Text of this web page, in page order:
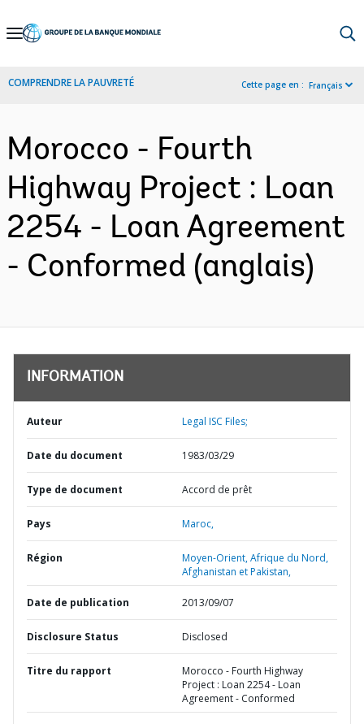
Skip
Navigation
COMPRENDRE LA PAUVRETÉ Cette page en : Français
Morocco - Fourth
Highway Project : Loan
2254 - Loan Agreement
- Conformed (anglais)
INFORMATION
Auteur Legal ISC Files;
Date du document 1983/03/29
Type de document Accord de prêt
Pays Maroc,
Région
Moyen-Orient, Afrique du Nord,
Afghanistan et Pakistan,
Date de publication 2013/09/07
Disclosure Status Disclosed
Titre du rapport
Morocco - Fourth Highway
Project : Loan 2254 - Loan
Agreement - Conformed